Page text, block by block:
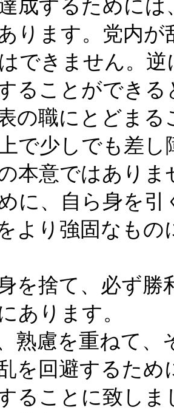
成するためには
ります。党内
できません。
ることができ
の職にとどまる
で少しでも差
本意ではあり
に、自ら身を
より強固なも
を捨て、必ず勝
あります。
熟慮を重ねて、
を回避するた
ることに致し